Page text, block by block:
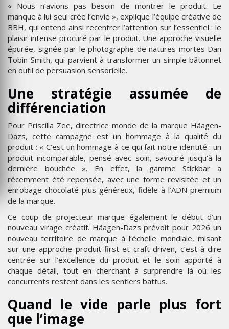
« Nous n’avions pas besoin de montrer le produit. Le
manque à lui seul crée l’envie », explique l’équipe créative de
BBH, qui entend ainsi recentrer l’attention sur l’essentiel : le
plaisir intense procuré par le produit. Une approche visuelle
épurée, signée par le photographe de natures mortes Dan
Tobin Smith, qui parvient à transformer un simple bâtonnet
en outil de persuasion sensorielle.
Une stratégie assumée de
différenciation
Pour Priscilla Zee, directrice monde de la marque Häagen-
Dazs, cette campagne est un hommage à la qualité du
produit : « C’est un hommage à ce qui fait notre identité : un
produit incomparable, pensé avec soin, savouré jusqu’à la
dernière bouchée ». En effet, la gamme Stickbar a
récemment été repensée, avec une forme revisitée et un
enrobage chocolaté plus généreux, fidèle à l’ADN premium
de la marque.
Ce coup de projecteur marque également le début d’un
nouveau virage créatif. Häagen-Dazs prévoit pour 2026 un
nouveau territoire de marque à l’échelle mondiale, misant
sur une approche produit-first et craft-driven, c’est-à-dire
centrée sur l’excellence du produit et le soin apporté à
chaque détail, tout en cherchant à surprendre là où les
concurrents restent dans les sentiers battus.
Quand le vide parle plus fort
que l’image